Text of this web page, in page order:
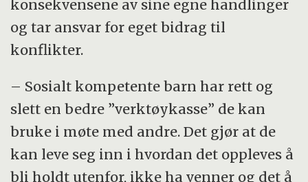
konsekvensene av sine egne handlinger
og tar ansvar for eget bidrag til
konflikter.
– Sosialt kompetente barn har rett og
slett en bedre ”verktøykasse” de kan
bruke i møte med andre. Det gjør at de
kan leve seg inn i hvordan det oppleves å
bli holdt utenfor, ikke ha venner og det å